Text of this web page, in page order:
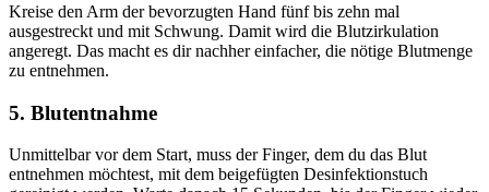
Kreise den Arm der bevorzugten Hand fünf bis zehn mal
ausgestreckt und mit Schwung. Damit wird die Blutzirkulation
angeregt. Das macht es dir nachher einfacher, die nötige Blutmenge
zu entnehmen.
5. Blutentnahme
Unmittelbar vor dem Start, muss der Finger, dem du das Blut
entnehmen möchtest, mit dem beigefügten Desinfektionstuch